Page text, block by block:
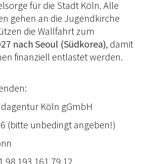
für die Stadt Köln. Alle
gehen an die Jugendkirche
die Wallfahrt zum
nach Seoul (Südkorea), damit
finanziell entlastet werden.
Köln gGmbH
(bitte unbedingt angeben!)
98 193 161 79 12